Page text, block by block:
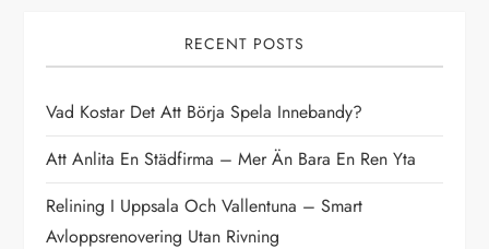
n
a
v
i
RECENT POSTS
Vad Kostar Det Att Börja Spela Innebandy?
Att Anlita En Städfirma – Mer Än Bara En Ren Yta
Relining I Uppsala Och Vallentuna – Smart
Avloppsrenovering Utan Rivning